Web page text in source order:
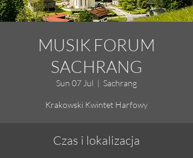
MUSIK FORUM
SACHRANG
Sun 07 Jul
  |
Sachrang
Krakowski Kwintet Harfowy
Czas i lokalizacja